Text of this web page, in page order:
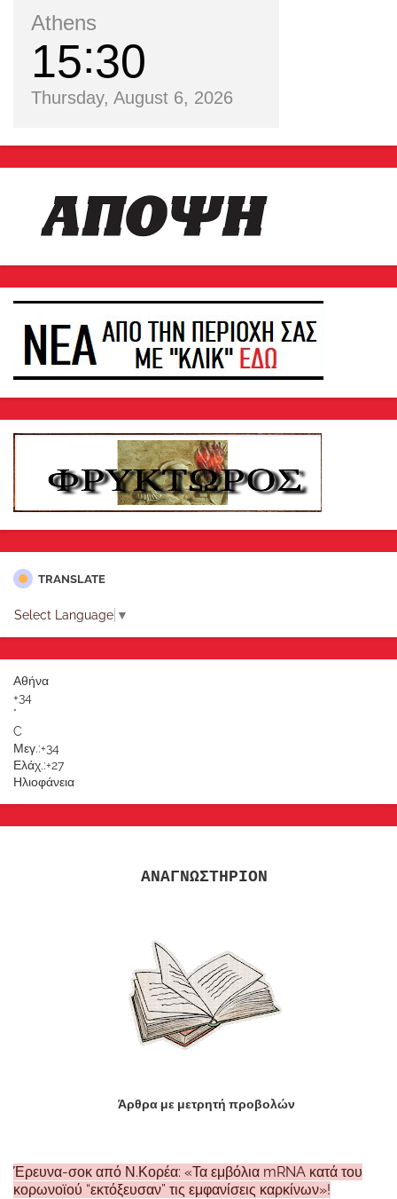
Athens
15 30
Thursday, August 6, 2026
TRANSLATE
Select Language ▼
Αθήνα
+34
°
C
Μεγ.:+34
Ελάχ.:+27
Ηλιοφάνεια
ΑΝΑΓΝΩΣΤΗΡΙΟΝ
Άρθρα με μετρητή προβολών
Έρευνα-σοκ από Ν.Κορέα: «Τα εμβόλια mRNA κατά του
κορωνοϊού “εκτόξευσαν” τις εμφανίσεις καρκίνων»!